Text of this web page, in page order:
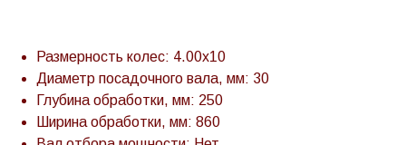
Размерность колес: 4.00x10
Диаметр посадочного вала, мм: 30
Глубина обработки, мм: 250
Ширина обработки, мм: 860